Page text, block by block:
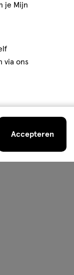
je Mijn
via ons
Accepteren